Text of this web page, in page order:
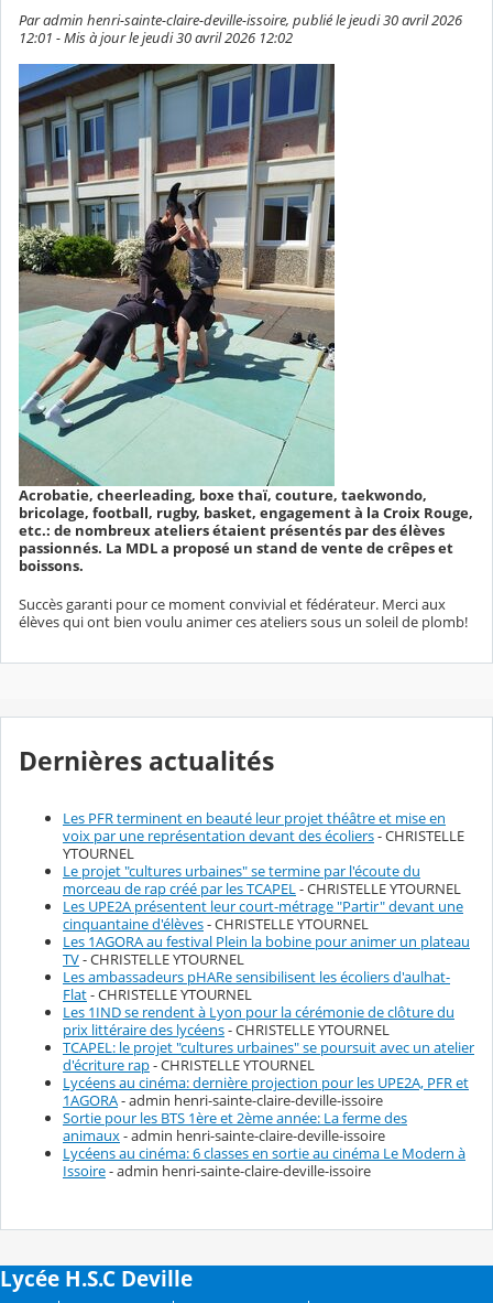
Par admin henri-sainte-claire-deville-issoire, publié le jeudi 30 avril 2026
12:01 - Mis à jour le jeudi 30 avril 2026 12:02
Acrobatie, cheerleading, boxe thaï, couture, taekwondo,
bricolage, football, rugby, basket, engagement à la Croix Rouge,
etc.: de nombreux ateliers étaient présentés par des élèves
passionnés. La MDL a proposé un stand de vente de crêpes et
boissons.
Succès garanti pour ce moment convivial et fédérateur. Merci aux
élèves qui ont bien voulu animer ces ateliers sous un soleil de plomb!
Dernières actualités
Les PFR terminent en beauté leur projet théâtre et mise en
voix par une représentation devant des écoliers- CHRISTELLE
YTOURNEL
Le projet "cultures urbaines" se termine par l'écoute du
morceau de rap créé par les TCAPEL- CHRISTELLE YTOURNEL
Les UPE2A présentent leur court-métrage "Partir" devant une
cinquantaine d'élèves- CHRISTELLE YTOURNEL
Les 1AGORA au festival Plein la bobine pour animer un plateau
TV- CHRISTELLE YTOURNEL
Les ambassadeurs pHARe sensibilisent les écoliers d'aulhat-
Flat- CHRISTELLE YTOURNEL
Les 1IND se rendent à Lyon pour la cérémonie de clôture du
prix littéraire des lycéens- CHRISTELLE YTOURNEL
TCAPEL: le projet "cultures urbaines" se poursuit avec un atelier
d'écriture rap- CHRISTELLE YTOURNEL
Lycéens au cinéma: dernière projection pour les UPE2A, PFR et
1AGORA- admin henri-sainte-claire-deville-issoire
Sortie pour les BTS 1ère et 2ème année: La ferme des
animaux- admin henri-sainte-claire-deville-issoire
Lycéens au cinéma: 6 classes en sortie au cinéma Le Modern à
Issoire- admin henri-sainte-claire-deville-issoire
Lycée H.S.C Deville